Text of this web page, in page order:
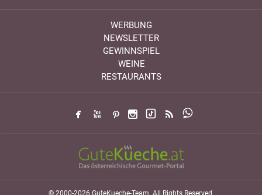
WERBUNG
NEWSLETTER
GEWINNSPIEL
WEINE
RESTAURANTS
© 2000-2026 GuteKueche-Team. All Rights Reserved.